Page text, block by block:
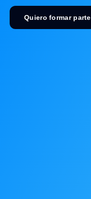
Quiero formar parte